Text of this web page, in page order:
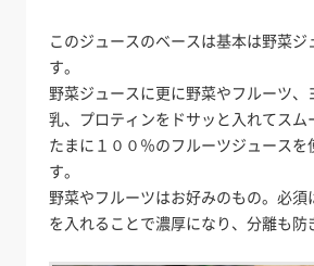
このジュースのベースは基本は野菜ジ
す。
野菜ジュースに更に野菜やフルーツ、
乳、プロティンをドサッと入れてスム
たまに１００％のフルーツジュースを
す。
野菜やフルーツはお好みのもの。必須
を入れることで濃厚になり、分離も防